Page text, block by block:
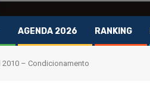
AGENDA 2026 RANKING
2010 – Condicionamento